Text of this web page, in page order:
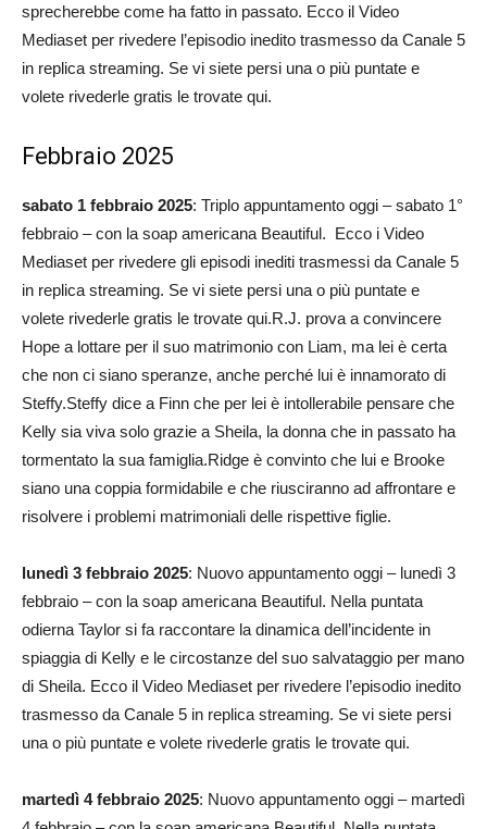
sprecherebbe come ha fatto in passato. Ecco il Video
Mediaset per rivedere l’episodio inedito trasmesso da Canale 5
in replica streaming. Se vi siete persi una o più puntate e
volete rivederle gratis le trovate qui.
Febbraio 2025
sabato 1 febbraio 2025: Triplo appuntamento oggi – sabato 1°
febbraio – con la soap americana Beautiful. Ecco i Video
Mediaset per rivedere gli episodi inediti trasmessi da Canale 5
in replica streaming. Se vi siete persi una o più puntate e
volete rivederle gratis le trovate qui.R.J. prova a convincere
Hope a lottare per il suo matrimonio con Liam, ma lei è certa
che non ci siano speranze, anche perché lui è innamorato di
Steffy.Steffy dice a Finn che per lei è intollerabile pensare che
Kelly sia viva solo grazie a Sheila, la donna che in passato ha
tormentato la sua famiglia.Ridge è convinto che lui e Brooke
siano una coppia formidabile e che riusciranno ad affrontare e
risolvere i problemi matrimoniali delle rispettive figlie.
lunedì 3 febbraio 2025: Nuovo appuntamento oggi – lunedì 3
febbraio – con la soap americana Beautiful. Nella puntata
odierna Taylor si fa raccontare la dinamica dell’incidente in
spiaggia di Kelly e le circostanze del suo salvataggio per mano
di Sheila. Ecco il Video Mediaset per rivedere l’episodio inedito
trasmesso da Canale 5 in replica streaming. Se vi siete persi
una o più puntate e volete rivederle gratis le trovate qui.
martedì 4 febbraio 2025: Nuovo appuntamento oggi – martedì